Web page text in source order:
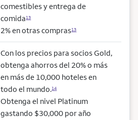
comestibles y entrega de
comida13
2% en otras compras13
Con los precios para socios Gold,
obtenga ahorros del 20% o más
en más de 10,000 hoteles en
todo el mundo.14
Obtenga el nivel Platinum
gastando $30,000 por año